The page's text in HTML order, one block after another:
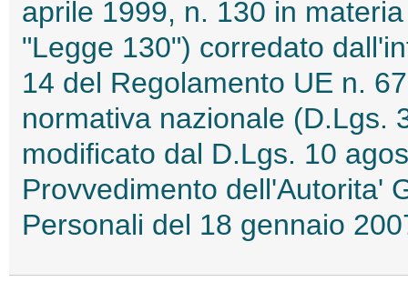
aprile 1999, n. 130 in
"Legge 130") corredato
14 del Regolamento UE n.
normativa nazionale (D.Lgs.
modificato dal D.Lgs. 10
Provvedimento dell'Autorita'
Personali del 18 gennaio